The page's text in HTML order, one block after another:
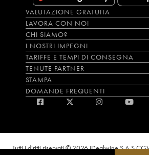
VALUTAZIONE GRATUITA
LAVORA CON NOI
CHI SIAMO?
I NOSTRI IMPEGNI
TARIFFE E TEMPI DI CONSEGNA
TENUTE PARTNER
STAMPA
DOMANDE FREQUENTI
Tutti i diritti riservati © 2026 iDealwine S.A.S.